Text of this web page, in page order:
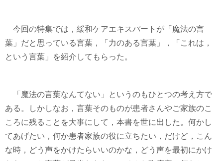
今回の特集では，緩和ケアエキスパートが「魔法の言
葉」だと思っている言葉，「力のある言葉」，「これは，
という言葉」を紹介してもらった。
「魔法の言葉なんてない」というのもひとつの考え方で
ある。しかしなお，言葉そのものが患者さんやご家族のこ
ころに残ることを大事にして，本書を世に出した。何かし
てあげたい，何か患者家族の役に立ちたい，だけど，こん
な時，どう声をかけたらいいのかな，どう声を最初にかけ